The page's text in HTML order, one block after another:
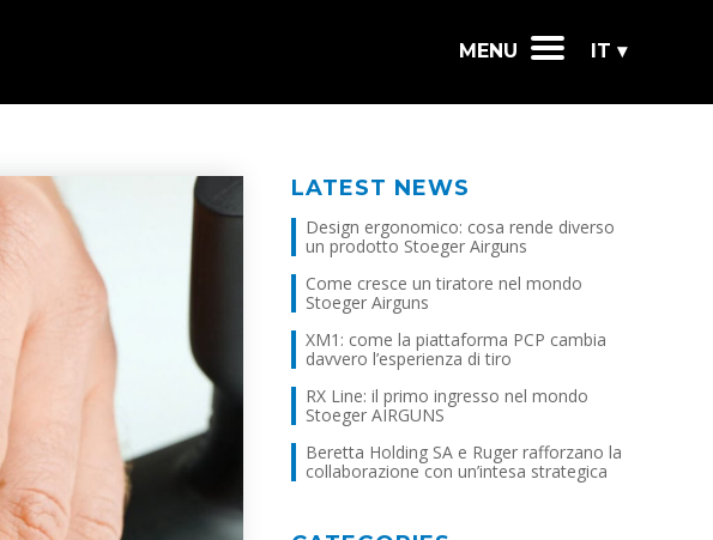
MENU IT ▾
LATEST NEWS
Design ergonomico: cosa rende diverso
un prodotto Stoeger Airguns
Come cresce un tiratore nel mondo
Stoeger Airguns
XM1: come la piattaforma PCP cambia
davvero l’esperienza di tiro
RX Line: il primo ingresso nel mondo
Stoeger AIRGUNS
Beretta Holding SA e Ruger rafforzano la
collaborazione con un’intesa strategica